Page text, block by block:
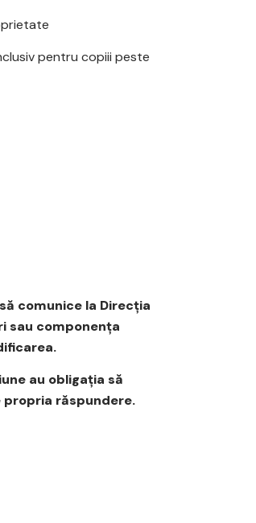
pentru copiii peste
comunice la Direcţia
sau componenţa
au obligaţia să
propria răspundere.